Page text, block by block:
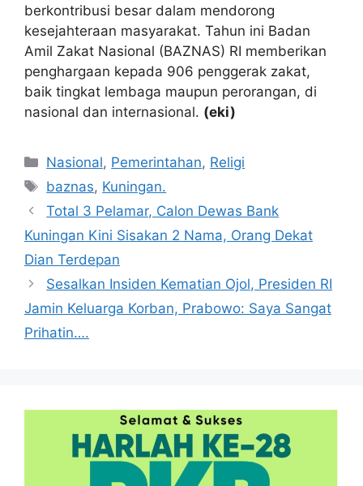
berkontribusi besar dalam mendorong
kesejahteraan masyarakat. Tahun ini Badan
Amil Zakat Nasional (BAZNAS) RI memberikan
penghargaan kepada 906 penggerak zakat,
baik tingkat lembaga maupun perorangan, di
nasional dan internasional. (eki)
Kategori
Nasional, Pemerintahan, Religi
Tag
baznas, Kuningan.
Total 3 Pelamar, Calon Dewas Bank
Kuningan Kini Sisakan 2 Nama, Orang Dekat
Dian Terdepan
Sesalkan Insiden Kematian Ojol, Presiden RI
Jamin Keluarga Korban, Prabowo: Saya Sangat
Prihatin….